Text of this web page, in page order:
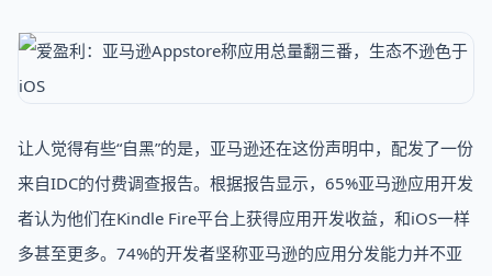
让人觉得有些“自黑”的是，亚马逊还在这份声明中，配发了一份
来自IDC的付费调查报告。根据报告显示，65%亚马逊应用开发
者认为他们在Kindle Fire平台上获得应用开发收益，和iOS一样
多甚至更多。74%的开发者坚称亚马逊的应用分发能力并不亚